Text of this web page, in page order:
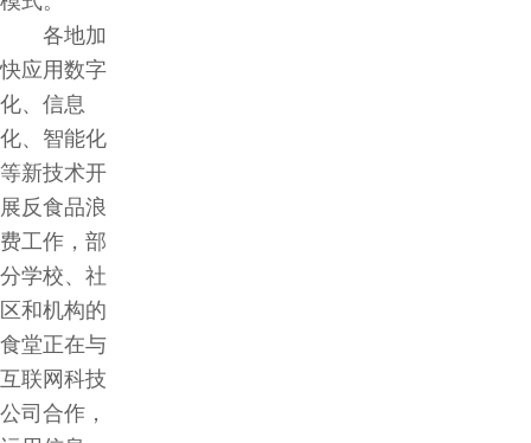
各地加
快应用数字
化、信息
化、智能化
等新技术开
展反食品浪
费工作，部
分学校、社
区和机构的
食堂正在与
互联网科技
公司合作，